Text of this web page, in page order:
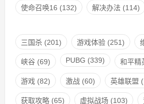
使命召唤16 (132) 解决办法 (114)
三国杀(201) 游戏体验(251)
峡谷(69) PUBG (339) 和平精
游戏(82) 激战(60) 英雄联盟
获取攻略(65) 虚拟战场 (103)